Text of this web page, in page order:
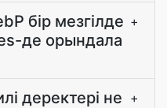
бір мезгілде
де орындала
+
деректері не +